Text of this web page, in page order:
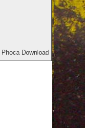
Phoca Download